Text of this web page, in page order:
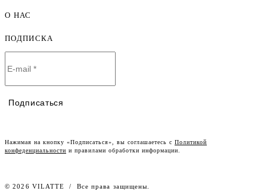
Оплата и доставка
Договор-оферта
Условия сотрудничества
О НАС
Lookbook
Работа в компании
ПОДПИСКА
Подписаться
Нажимая на кнопку «Подписаться», вы соглашаетесь с Политикой
конфеденциальности и правилами обработки информации.
© 2026 VILATTE / Все права защищены.